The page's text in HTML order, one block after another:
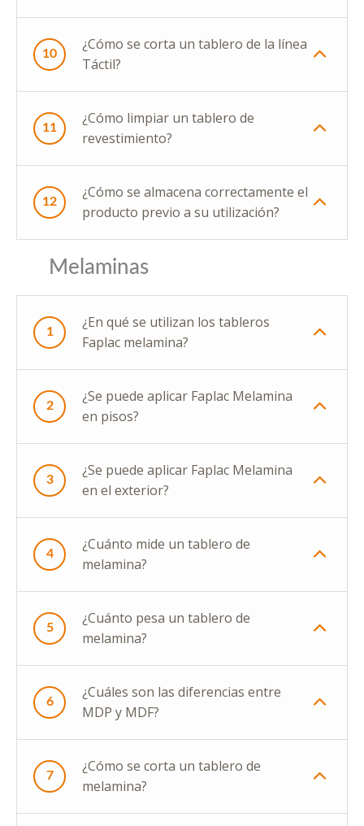
10
¿Cómo se corta un tablero de la línea
Táctil?
11
¿Cómo limpiar un tablero de
revestimiento?
12
¿Cómo se almacena correctamente el
producto previo a su utilización?
Melaminas
1
¿En qué se utilizan los tableros
Faplac melamina?
2
¿Se puede aplicar Faplac Melamina
en pisos?
3
¿Se puede aplicar Faplac Melamina
en el exterior?
4
¿Cuánto mide un tablero de
melamina?
5
¿Cuánto pesa un tablero de
melamina?
6
¿Cuáles son las diferencias entre
MDP y MDF?
7
¿Cómo se corta un tablero de
melamina?